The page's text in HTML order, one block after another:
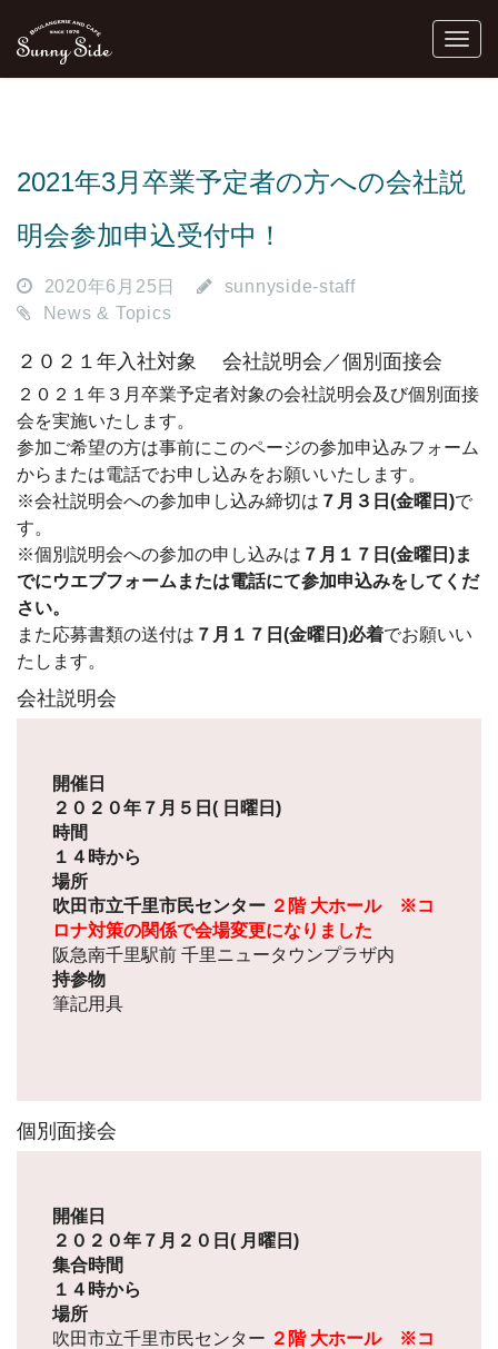
2021年3月卒業予定者の方への会社説
明会参加申込受付中！
2020年6月25日
sunnyside-staff
News & Topics
２０２１年入社対象 会社説明会／個別面接会
２０２１年３月卒業予定者対象の会社説明会及び個別面接
会を実施いたします。
参加ご希望の方は事前にこのページの参加申込みフォーム
からまたは電話でお申し込みをお願いいたします。
※会社説明会への参加申し込み締切は ７月３日(金曜日)で
す。
※個別説明会への参加の申し込みは ７月１７日(金曜日)ま
でにウエブフォームまたは電話にて参加申込みをしてくだ
さい。
また応募書類の送付は ７月１７日(金曜日)必着でお願いい
たします。
会社説明会
開催日
２０２０年７月５日( 日曜日)
時間
１４時から
場所
吹田市立千里市民センター ２階 大ホール ※コ
ロナ対策の関係で会場変更になりました
阪急南千里駅前 千里ニュータウンプラザ内
持参物
筆記用具
個別面接会
開催日
２０２０年７月２０日( 月曜日)
集合時間
１４時から
場所
吹田市立千里市民センター ２階 大ホール ※コ